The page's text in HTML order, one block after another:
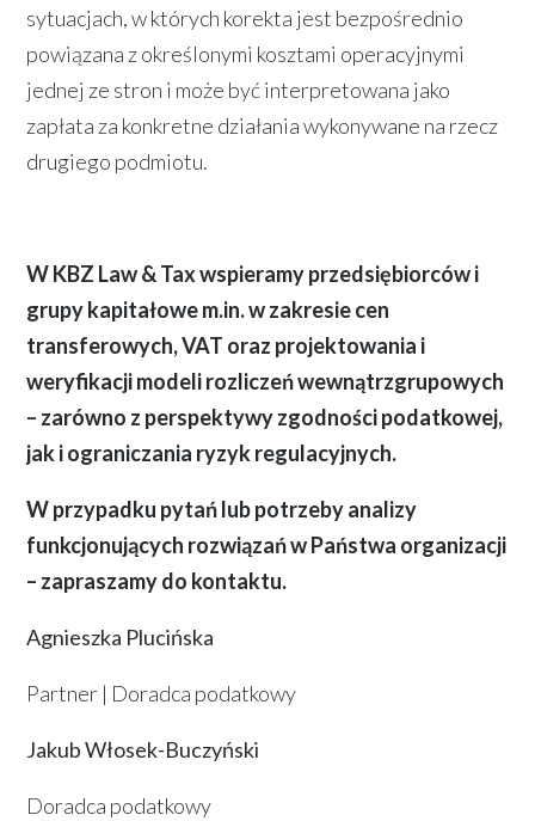
sytuacjach, w których korekta jest bezpośrednio
powiązana z określonymi kosztami operacyjnymi
jednej ze stron i może być interpretowana jako
zapłata za konkretne działania wykonywane na rzecz
drugiego podmiotu.
W KBZ Law & Tax wspieramy przedsiębiorców i
grupy kapitałowe m.in. w zakresie cen
transferowych, VAT oraz projektowania i
weryfikacji modeli rozliczeń wewnątrzgrupowych
– zarówno z perspektywy zgodności podatkowej,
jak i ograniczania ryzyk regulacyjnych.
W przypadku pytań lub potrzeby analizy
funkcjonujących rozwiązań w Państwa organizacji
– zapraszamy do kontaktu.
Agnieszka Plucińska
Partner | Doradca podatkowy
Jakub Włosek-Buczyński
Doradca podatkowy